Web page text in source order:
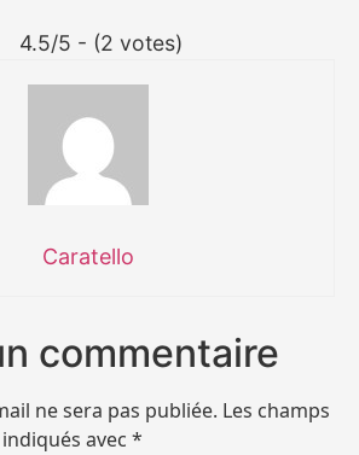
4.5/5 - (2 votes)
Caratello
commentaire
ne sera pas publiée. Les champs
avec *